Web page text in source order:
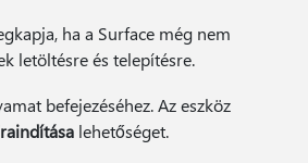
ha a Surface még nem
letöltésre és telepítésre.
befejezéséhez. Az eszköz
lehetőséget.